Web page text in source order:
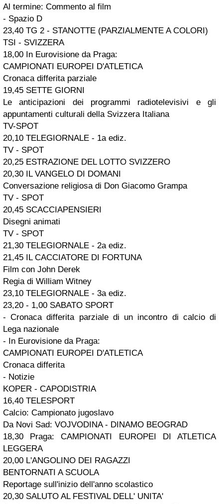
Al termine: Commento al film
- Spazio D
23,40 TG 2 - STANOTTE (PARZIALMENTE A COLORI)
TSI - SVIZZERA
18,00 In Eurovisione da Praga:
CAMPIONATI EUROPEI D'ATLETICA
Cronaca differita parziale
19,45 SETTE GIORNI
Le anticipazioni dei programmi radiotelevisivi e gli
appuntamenti culturali della Svizzera Italiana
TV-SPOT
20,10 TELEGIORNALE - 1a ediz.
TV - SPOT
20,25 ESTRAZIONE DEL LOTTO SVIZZERO
20,30 IL VANGELO DI DOMANI
Conversazione religiosa di Don Giacomo Grampa
TV - SPOT
20,45 SCACCIAPENSIERI
Disegni animati
TV - SPOT
21,30 TELEGIORNALE - 2a ediz.
21,45 IL CACCIATORE DI FORTUNA
Film con John Derek
Regia di William Witney
23,10 TELEGIORNALE - 3a ediz.
23,20 - 1,00 SABATO SPORT
- Cronaca differita parziale di un incontro di calcio di
Lega nazionale
- In Eurovisione da Praga:
CAMPIONATI EUROPEI D'ATLETICA
Cronaca differita
- Notizie
KOPER - CAPODISTRIA
16,40 TELESPORT
Calcio: Campionato jugoslavo
Da Novi Sad: VOJVODINA - DINAMO BEOGRAD
18,30 Praga: CAMPIONATI EUROPEI DI ATLETICA
LEGGERA
20,00 L'ANGOLINO DEI RAGAZZI
BENTORNATI A SCUOLA
Reportage sull'inizio dell'anno scolastico
20,30 SALUTO AL FESTIVAL DELL' UNITA'